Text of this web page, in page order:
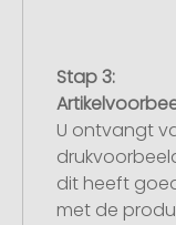
Stap 3:
U ontvangt
dit heeft
met de